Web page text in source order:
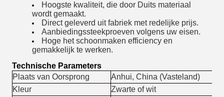
Hoogste kwaliteit, die door Duits materiaal
wordt gemaakt.
Direct geleverd uit fabriek met redelijke prijs.
Aanbiedingssteekproeven volgens uw eisen.
Hoge het schoonmaken efficiency en
gemakkelijk te werken.
Technische Parameters
Plaats van Oorsprong
Anhui, China (Vasteland)
Kleur
Zwarte of wit